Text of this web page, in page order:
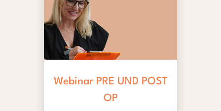
Webinar PRE UND POST
OP